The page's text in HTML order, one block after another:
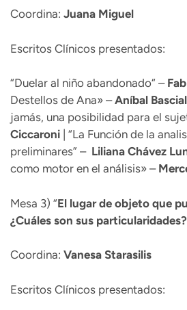
Coordina: Juana Miguel
Escritos Clínicos presentados:
“Duelar al niño abandonado“ –
Destellos de Ana» –Aníbal
jamás, una posibilidad para el
Ciccaroni | “La Función de la
preliminares” – Liliana Chávez
como motor en el análisis» –
Mesa 3) “El lugar de objeto que
¿Cuáles son sus
Coordina: Vanesa Starasilis
Escritos Clínicos presentados: